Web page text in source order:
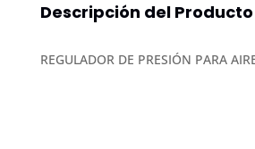
Descripción del Producto
REGULADOR DE PRESIÓN PARA